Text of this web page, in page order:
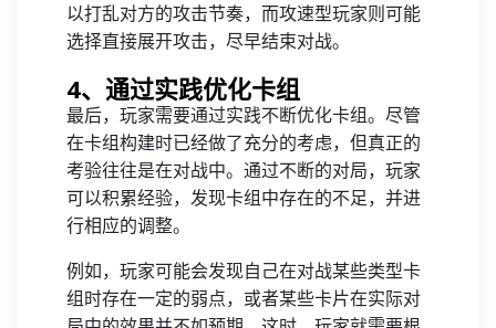
以打乱对方的攻击节奏，而攻速型玩家则可能
选择直接展开攻击，尽早结束对战。
4、通过实践优化卡组
最后，玩家需要通过实践不断优化卡组。尽管
在卡组构建时已经做了充分的考虑，但真正的
考验往往是在对战中。通过不断的对局，玩家
可以积累经验，发现卡组中存在的不足，并进
行相应的调整。
例如，玩家可能会发现自己在对战某些类型卡
组时存在一定的弱点，或者某些卡片在实际对